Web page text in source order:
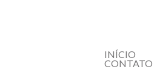
INÍCIO
CONTATO